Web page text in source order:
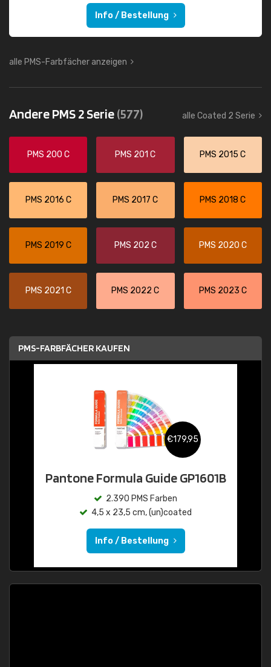
Info / Bestellung
alle PMS-Farbfächer anzeigen
Andere PMS 2 Serie(577) alle Coated 2 Serie
PMS 200 C PMS 201 C PMS 2015 C
PMS 2016 C PMS 2017 C PMS 2018 C
PMS 2019 C PMS 202 C PMS 2020 C
PMS 2021 C PMS 2022 C PMS 2023 C
PMS-FARBFÄCHER KAUFEN
€179,95
Pantone Formula Guide GP1601B
2.390 PMS Farben
4,5 x 23,5 cm, (un)coated
Info / Bestellung